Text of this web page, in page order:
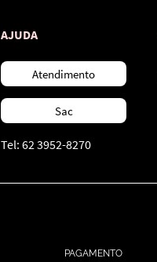
AJUDA
Atendimento
Sac
Tel: 62 3952-8270
PAGAMENTO